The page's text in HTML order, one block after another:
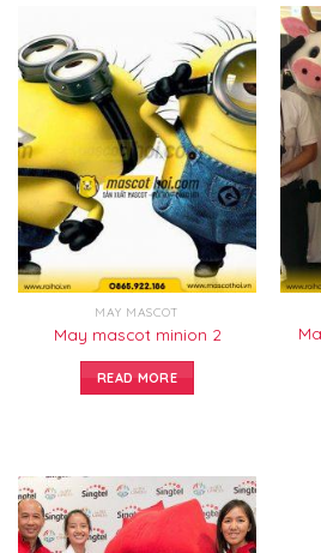
MAY MASCOT
May mascot minion 2
READ MORE